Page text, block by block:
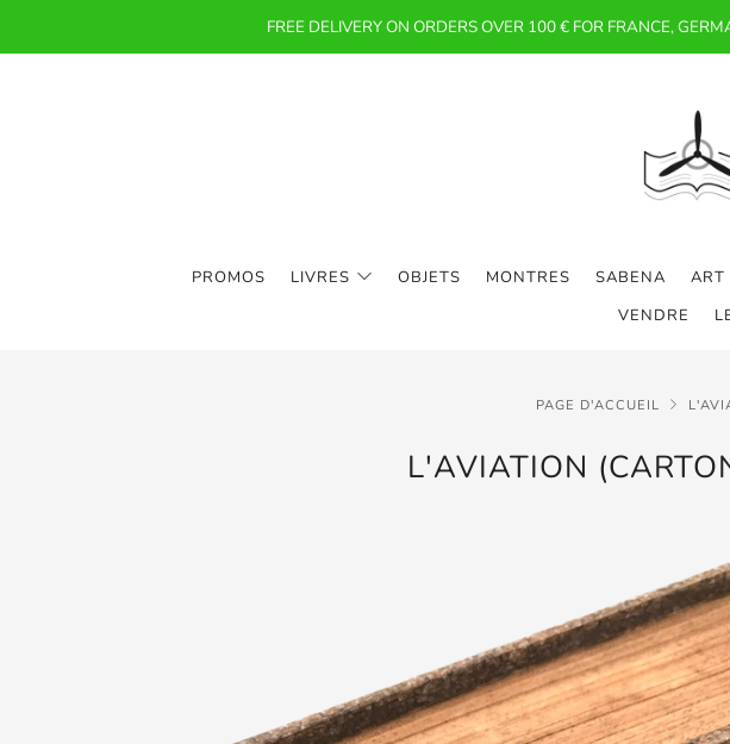
FREE DELIVERY ON ORDERS OVER 100 € FOR FRANCE,
PROMOS LIVRES OBJETS MONTRES SABENA ART
VENDRE
PAGE D'ACCUEIL
L'AVIATION